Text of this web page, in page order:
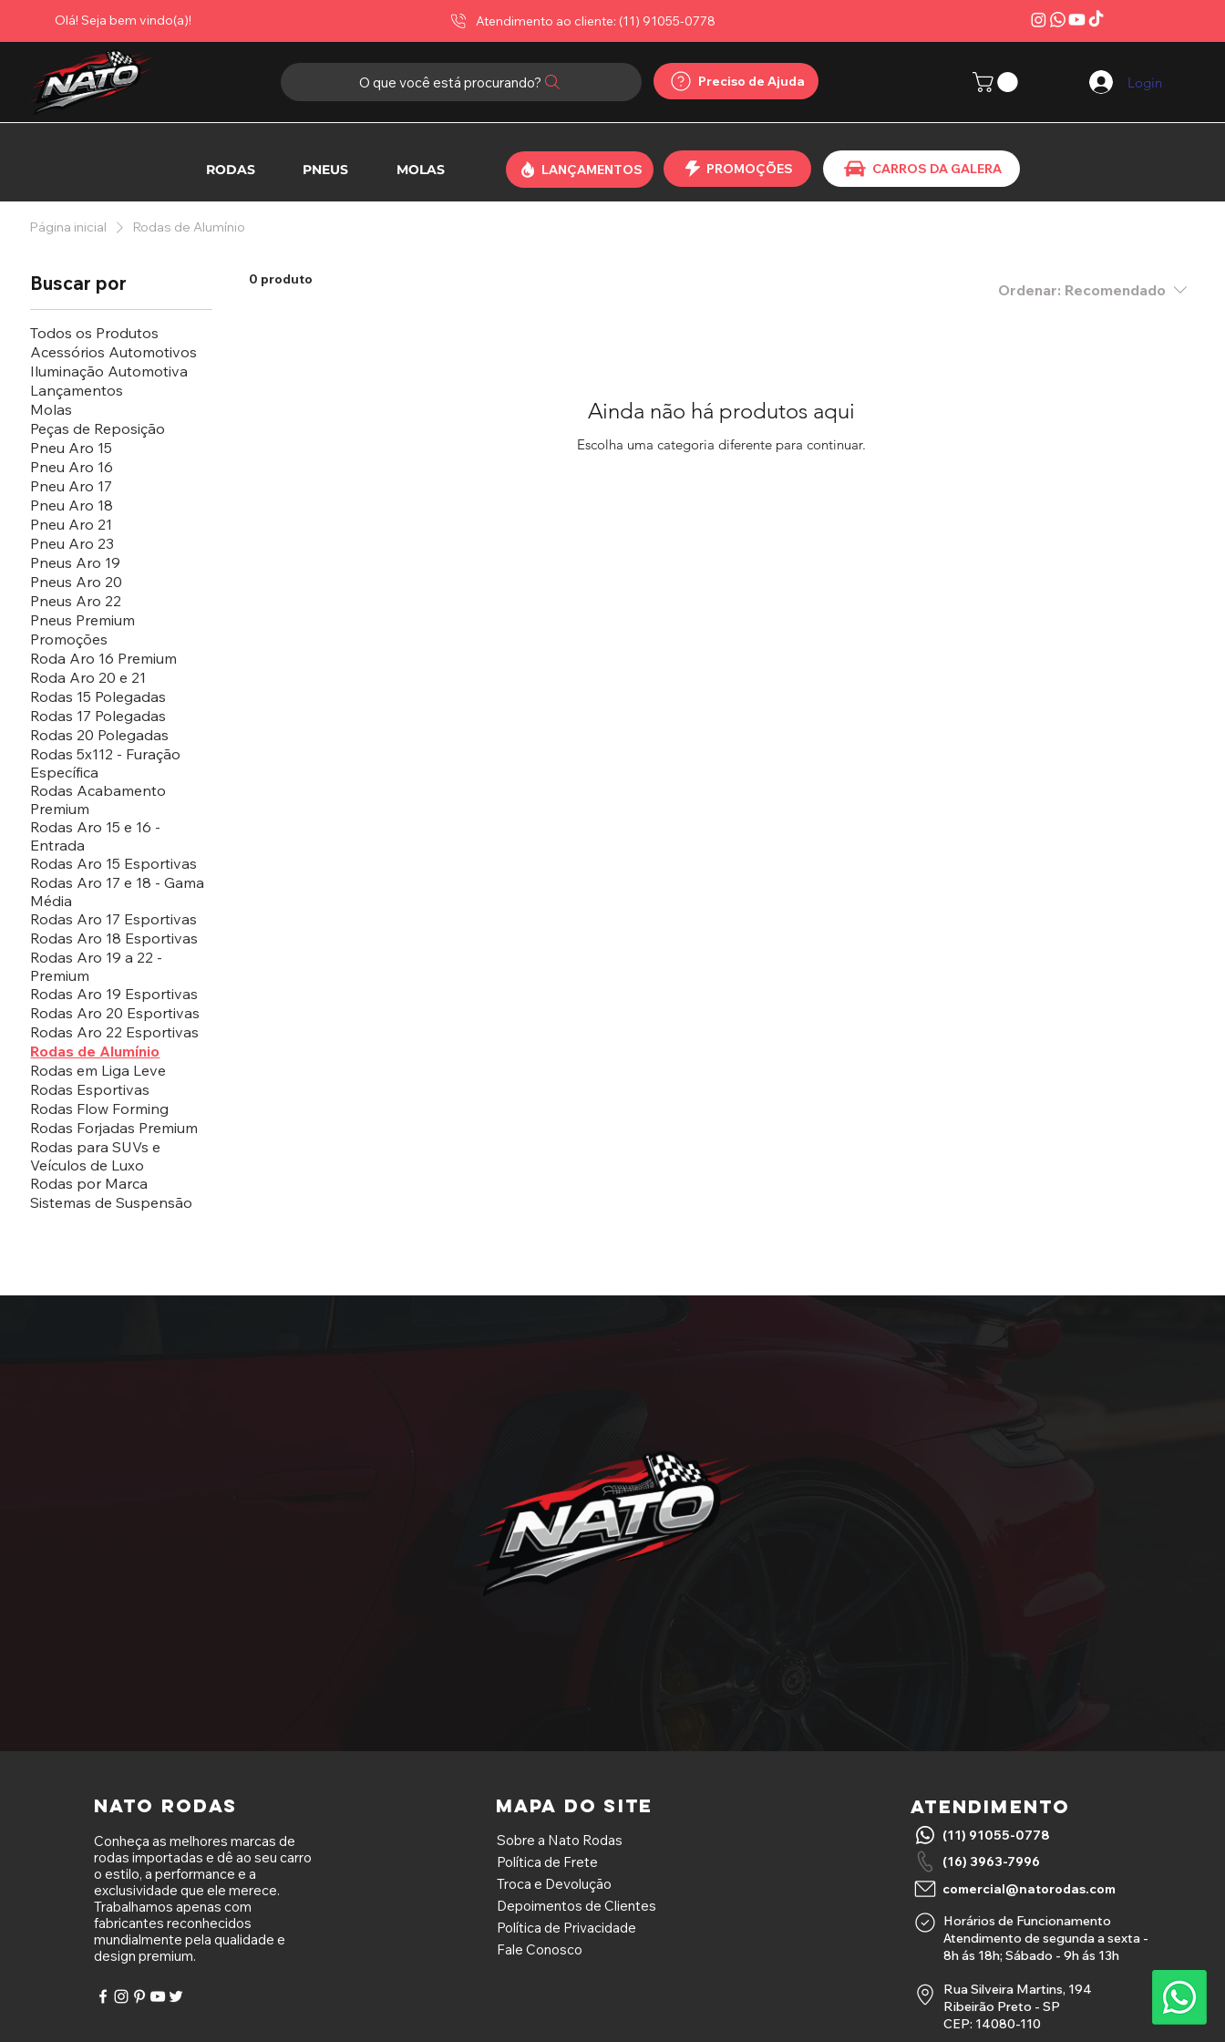
Olá! Seja bem vindo(a)! Atendimento ao cliente: (11) 91055-0778
O que você está procurando? Preciso de Ajuda Login
RODAS PNEUS MOLAS LANÇAMENTOS PROMOÇÕES CARROS DA GALERA
Página inicial Rodas de Alumínio
Buscar por
Todos os Produtos
Acessórios Automotivos
Iluminação Automotiva
Lançamentos
Molas
Peças de Reposição
Pneu Aro 15
Pneu Aro 16
Pneu Aro 17
Pneu Aro 18
Pneu Aro 21
Pneu Aro 23
Pneus Aro 19
Pneus Aro 20
Pneus Aro 22
Pneus Premium
Promoções
Roda Aro 16 Premium
Roda Aro 20 e 21
Rodas 15 Polegadas
Rodas 17 Polegadas
Rodas 20 Polegadas
Rodas 5x112 - Furação
Específica
Rodas Acabamento
Premium
Rodas Aro 15 e 16 -
Entrada
Rodas Aro 15 Esportivas
Rodas Aro 17 e 18 - Gama
Média
Rodas Aro 17 Esportivas
Rodas Aro 18 Esportivas
Rodas Aro 19 a 22 -
Premium
Rodas Aro 19 Esportivas
Rodas Aro 20 Esportivas
Rodas Aro 22 Esportivas
Rodas de Alumínio
Rodas em Liga Leve
Rodas Esportivas
Rodas Flow Forming
Rodas Forjadas Premium
Rodas para SUVs e
Veículos de Luxo
Rodas por Marca
Sistemas de Suspensão
0 produto
Ordenar: Recomendado
Ainda não há produtos aqui
Escolha uma categoria diferente para continuar.
NATO RODAS
Conheça as melhores marcas de
rodas importadas e dê ao seu carro
o estilo, a performance e a
exclusividade que ele merece.
Trabalhamos apenas com
fabricantes reconhecidos
mundialmente pela qualidade e
design premium.
MAPA DO SITE
Sobre a Nato Rodas
Política de Frete
Troca e Devolução
Depoimentos de Clientes
Política de Privacidade
Fale Conosco
ATENDIMENTO
(11) 91055-0778
(16) 3963-7996
comercial@natorodas.com
Horários de Funcionamento
Atendimento de segunda a sexta -
8h ás 18h; Sábado - 9h ás 13h
Rua Silveira Martins, 194
Ribeirão Preto - SP
CEP: 14080-110